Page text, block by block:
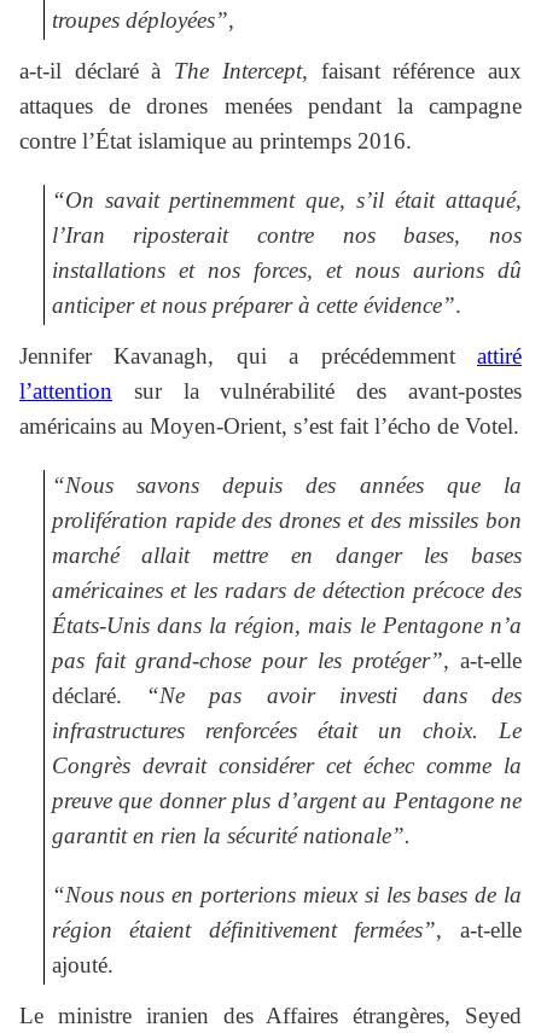
troupes déployées”,
a-t-il déclaré à The Intercept, faisant référence aux
attaques de drones menées pendant la campagne
contre l’État islamique au printemps 2016.
“On savait pertinemment que, s’il était attaqué,
l’Iran riposterait contre nos bases, nos
installations et nos forces, et nous aurions dû
anticiper et nous préparer à cette évidence”.
Jennifer Kavanagh, qui a précédemment attiré
l’attention sur la vulnérabilité des avant-postes
américains au Moyen-Orient, s’est fait l’écho de Votel.
“Nous savons depuis des années que la
prolifération rapide des drones et des missiles bon
marché allait mettre en danger les bases
américaines et les radars de détection précoce des
États-Unis dans la région, mais le Pentagone n’a
pas fait grand-chose pour les protéger”, a-t-elle
déclaré. “Ne pas avoir investi dans des
infrastructures renforcées était un choix. Le
Congrès devrait considérer cet échec comme la
preuve que donner plus d’argent au Pentagone ne
garantit en rien la sécurité nationale”.
“Nous nous en porterions mieux si les bases de la
région étaient définitivement fermées”, a-t-elle
ajouté.
Le ministre iranien des Affaires étrangères, Seyed